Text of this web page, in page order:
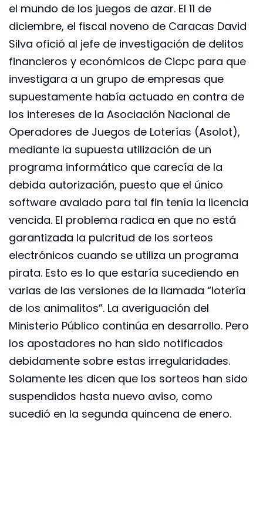
el mundo de los juegos de azar. El 11 de
diciembre, el fiscal noveno de Caracas David
Silva ofició al jefe de investigación de delitos
financieros y económicos de Cicpc para que
investigara a un grupo de empresas que
supuestamente había actuado en contra de
los intereses de la Asociación Nacional de
Operadores de Juegos de Loterías (Asolot),
mediante la supuesta utilización de un
programa informático que carecía de la
debida autorización, puesto que el único
software avalado para tal fin tenía la licencia
vencida. El problema radica en que no está
garantizada la pulcritud de los sorteos
electrónicos cuando se utiliza un programa
pirata. Esto es lo que estaría sucediendo en
varias de las versiones de la llamada “lotería
de los animalitos”. La averiguación del
Ministerio Público continúa en desarrollo. Pero
los apostadores no han sido notificados
debidamente sobre estas irregularidades.
Solamente les dicen que los sorteos han sido
suspendidos hasta nuevo aviso, como
sucedió en la segunda quincena de enero.